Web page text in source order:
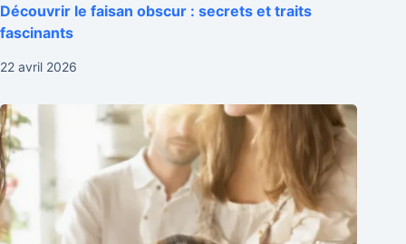
Découvrir le faisan obscur : secrets et traits
fascinants
22 avril 2026